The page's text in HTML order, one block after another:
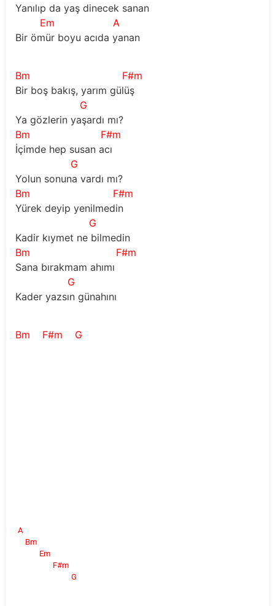
Yanılıp da yaş dinecek sanan
Em
A
Bir ömür boyu acıda yanan
Bm
F#m
Bir boş bakış, yarım gülüş
G
Ya gözlerin yaşardı mı?
Bm
F#m
İçimde hep susan acı
G
Yolun sonuna vardı mı?
Bm
F#m
Yürek deyip yenilmedin
G
Kadir kıymet ne bilmedin
Bm
F#m
Sana bırakmam ahımı
G
Kader yazsın günahını
Bm F#m G
A
Bm
Em
F#m
G